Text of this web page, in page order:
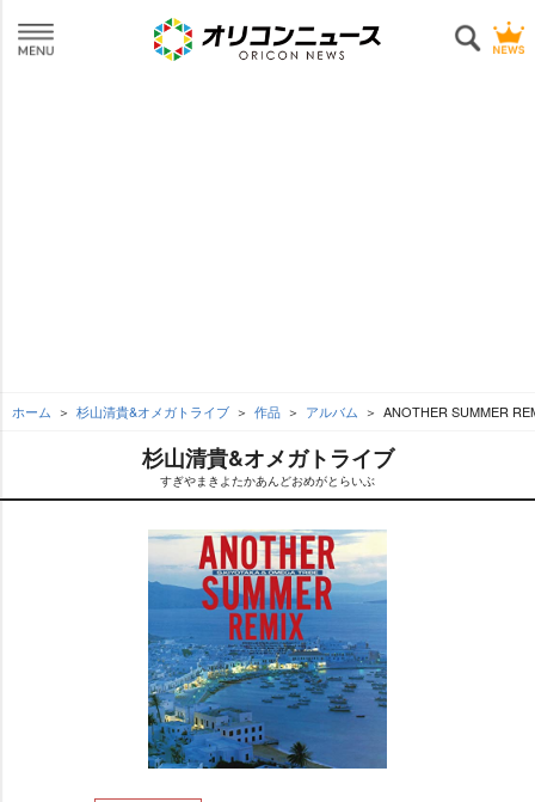
ホーム 杉山清貴&オメガトライブ 作品 アルバム ANOTHER SUMMER
杉山清貴&オメガトライブ
すぎやまきよたかあんどおめがとらいぶ